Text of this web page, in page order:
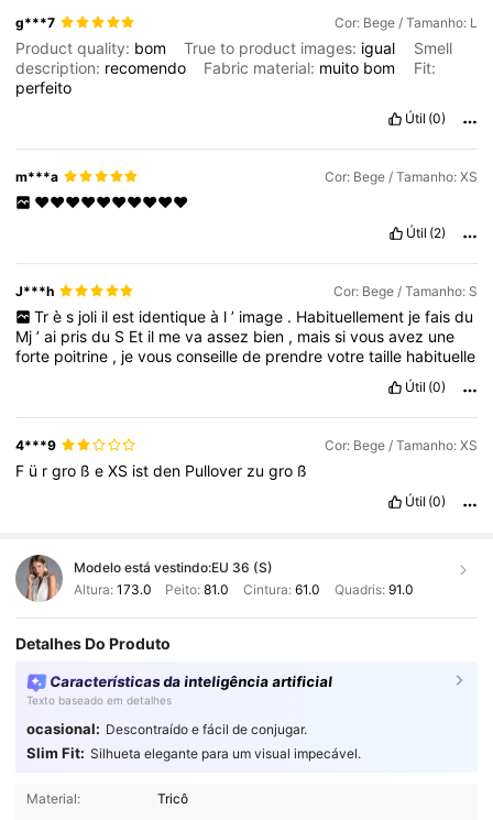
g***7 Cor: Bege / Tamanho: L
Product quality: bom True to product images: igual
Smell
description: recomendo Fabric material: muito bom
Fit:
perfeito
Útil (0)
m***a Cor: Bege / Tamanho: XS
❤️❤️❤️❤️❤️❤️❤️❤️❤️❤️
Útil (2)
J***h Cor: Bege / Tamanho: S
Tr è s joli il est identique à l ’ image . Habituellement je fais du
Mj’ai prisdu S Et il mevaassez bien , maissivousavez une
forte poitrine , jevousconseillede prendrevotretaille habituelle
Útil (0)
4***9 Cor: Bege / Tamanho: XS
F ü rgro ßeXS istden Pullover zugro ß
Útil (0)
Modelo está vestindo:EU 36 (S)
Altura: 173.0 Peito:81.0 Cintura: 61.0 Quadris: 91.0
Detalhes Do Produto
Características da inteligência artificial
Texto baseado em detalhes
ocasional: Descontraído e fácil de conjugar.
Slim Fit: Silhueta elegante para um visual impecável.
Material:
Tricô